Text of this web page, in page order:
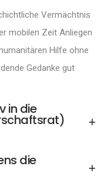
Vermächtnis
mobilen Zeit Anliegen
Hilfe ohne
Gedanke gut
in die
die